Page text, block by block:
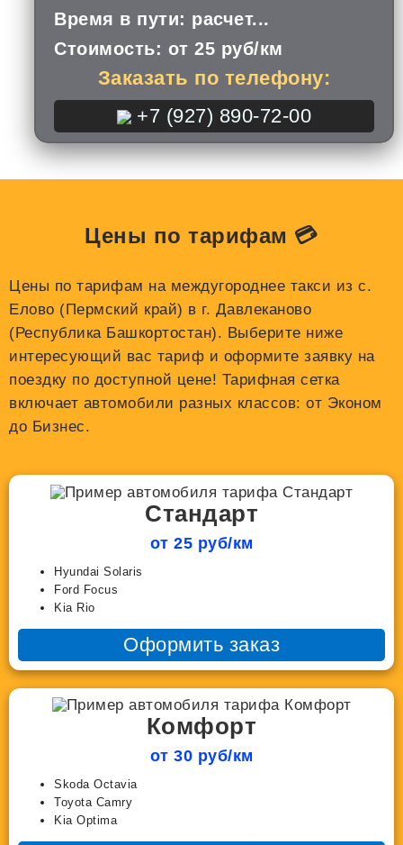
Время в пути: расчет...
Стоимость: от 25 руб/км
Заказать по телефону:
+7 (927) 890-72-00
Цены по тарифам 💳
Цены по тарифам на междугороднее такси из с.
Елово (Пермский край) в г. Давлеканово
(Республика Башкортостан). Выберите ниже
интересующий вас тариф и оформите заявку на
поездку по доступной цене! Тарифная сетка
включает автомобили разных классов: от Эконом
до Бизнес.
Стандарт
от 25 руб/км
Hyundai Solaris
Ford Focus
Kia Rio
Оформить заказ
Комфорт
от 30 руб/км
Skoda Octavia
Toyota Camry
Kia Optima